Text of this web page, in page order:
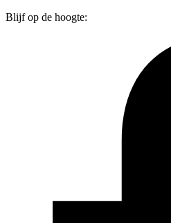
Blijf op de hoogte: